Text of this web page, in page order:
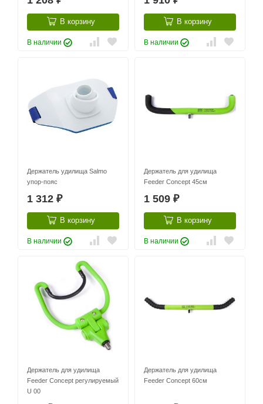
В корзину
В наличии
В корзину
В наличии
Держатель удилища Salmo
упор-пояс
1 312 ₽
В корзину
В наличии
Держатель для удилища
Feeder Concept 45см
1 509 ₽
В корзину
В наличии
Держатель для удилища
Feeder Concept регулируемый
U 00
Держатель для удилища
Feeder Concept 60см